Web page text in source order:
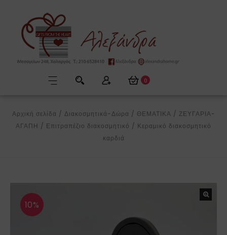
0
Αρχική σελίδα / Διακοσμητικά-Δώρα / ΘΕΜΑΤΙΚΑ / ΖΕΥΓΑΡΙΑ-
ΑΓΑΠΗ / Επιτραπέζιο διακοσμητικό / Κεραμικό διακοσμητικό
καρδιά
10%